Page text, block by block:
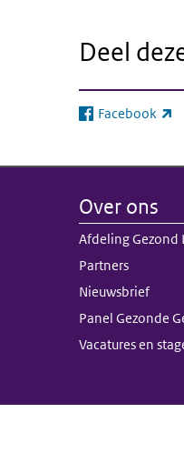
Deel
Facebook
(externe link)
Over ons
Afdeling Gezond
Partners
Nieuwsbrief
Panel Gezonde
Vacatures en